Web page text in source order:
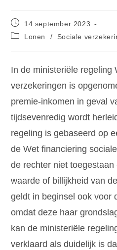
14 september 2023
Lonen
/ Sociale
In de ministeriële regeling
verzekeringen is
premie-inkomen in geval
tijdsevenredig wordt
regeling is gebaseerd op
de Wet financiering
de rechter niet
waarde of billijkheid van
geldt in beginsel ook voor
omdat deze haar
kan de ministeriële
verklaard als duidelijk is